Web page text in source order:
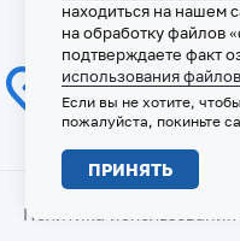
Политика использования
находиться на нашем
на обработку файлов
подтверждаете факт
использования
Если вы не хотите,
пожалуйста, покиньте
ПРИНЯТЬ